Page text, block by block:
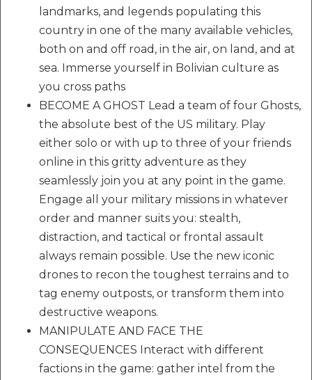
landmarks, and legends populating this
country in one of the many available vehicles,
both on and off road, in the air, on land, and at
sea. Immerse yourself in Bolivian culture as
you cross paths
BECOME A GHOST Lead a team of four Ghosts,
the absolute best of the US military. Play
either solo or with up to three of your friends
online in this gritty adventure as they
seamlessly join you at any point in the game.
Engage all your military missions in whatever
order and manner suits you: stealth,
distraction, and tactical or frontal assault
always remain possible. Use the new iconic
drones to recon the toughest terrains and to
tag enemy outposts, or transform them into
destructive weapons.
MANIPULATE AND FACE THE
CONSEQUENCES Interact with different
factions in the game: gather intel from the